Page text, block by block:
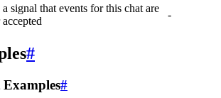
a signal that events for this chat are
-
#
#